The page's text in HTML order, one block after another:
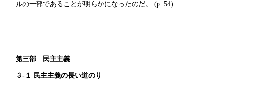
ルの一部であることが明らかになったのだ。 (p. 54)
第三部 民主主義
３-１ 民主主義の長い道のり